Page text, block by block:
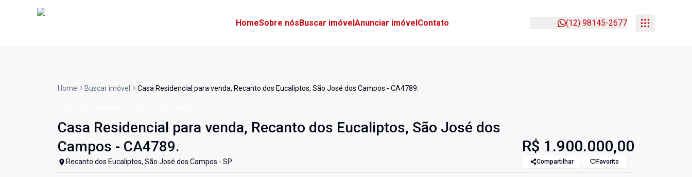
HomeSobre nósBuscar imóvelAnunciar imóvelContato (12) 98145-2677
Home Buscar imóvel Casa Residencial para venda, Recanto dos Eucaliptos, São José dos Campos - CA4789.
Casa Residencial para venda, Recanto dos Eucaliptos, São José dos
Campos - CA4789.
Recanto dos Eucaliptos, São José dos Campos - SP
R$ 1.900.000,00
Compartilhar Favorito